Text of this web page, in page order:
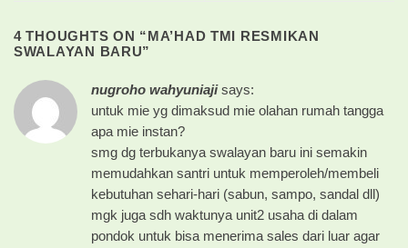
4 THOUGHTS ON “ MA’HAD TMI RESMIKAN
SWALAYAN BARU”
nugroho wahyuniaji says:
untuk mie yg dimaksud mie olahan rumah tangga
apa mie instan?
smg dg terbukanya swalayan baru ini semakin
memudahkan santri untuk memperoleh/membeli
kebutuhan sehari-hari (sabun, sampo, sandal dll)
mgk juga sdh waktunya unit2 usaha di dalam
pondok untuk bisa menerima sales dari luar agar